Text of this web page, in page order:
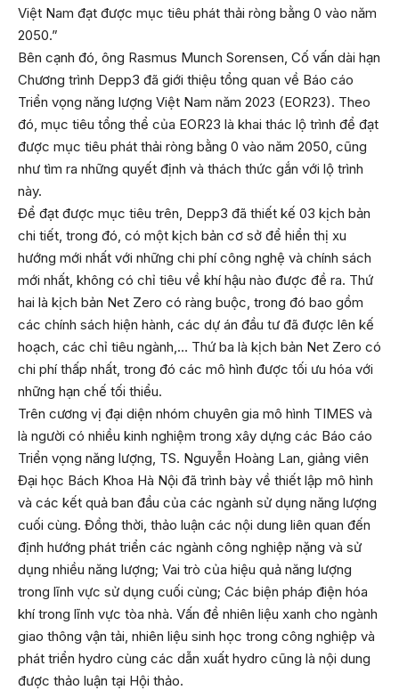
Việt Nam đạt được mục tiêu phát thải ròng bằng 0 vào năm
2050.”
Bên cạnh đó, ông Rasmus Munch Sorensen, Cố vấn dài hạn
Chương trình Depp3 đã giới thiệu tổng quan về Báo cáo
Triển vọng năng lượng Việt Nam năm 2023 (EOR23). Theo
đó, mục tiêu tổng thể của EOR23 là khai thác lộ trình để đạt
được mục tiêu phát thải ròng bằng 0 vào năm 2050, cũng
như tìm ra những quyết định và thách thức gắn với lộ trình
này.
Để đạt được mục tiêu trên, Depp3 đã thiết kế 03 kịch bản
chi tiết, trong đó, có một kịch bản cơ sở để hiển thị xu
hướng mới nhất với những chi phí công nghệ và chính sách
mới nhất, không có chỉ tiêu về khí hậu nào được đề ra. Thứ
hai là kịch bản Net Zero có ràng buộc, trong đó bao gồm
các chính sách hiện hành, các dự án đầu tư đã được lên kế
hoạch, các chỉ tiêu ngành,… Thứ ba là kịch bản Net Zero có
chi phí thấp nhất, trong đó các mô hình được tối ưu hóa với
những hạn chế tối thiểu.
Trên cương vị đại diện nhóm chuyên gia mô hình TIMES và
là người có nhiều kinh nghiệm trong xây dựng các Báo cáo
Triển vọng năng lượng, TS. Nguyễn Hoàng Lan, giảng viên
Đại học Bách Khoa Hà Nội đã trình bày về thiết lập mô hình
và các kết quả ban đầu của các ngành sử dụng năng lượng
cuối cùng. Đồng thời, thảo luận các nội dung liên quan đến
định hướng phát triển các ngành công nghiệp nặng và sử
dụng nhiều năng lượng; Vai trò của hiệu quả năng lượng
trong lĩnh vực sử dụng cuối cùng; Các biện pháp điện hóa
khí trong lĩnh vực tòa nhà. Vấn đề nhiên liệu xanh cho ngành
giao thông vận tải, nhiên liệu sinh học trong công nghiệp và
phát triển hydro cùng các dẫn xuất hydro cũng là nội dung
được thảo luận tại Hội thảo.